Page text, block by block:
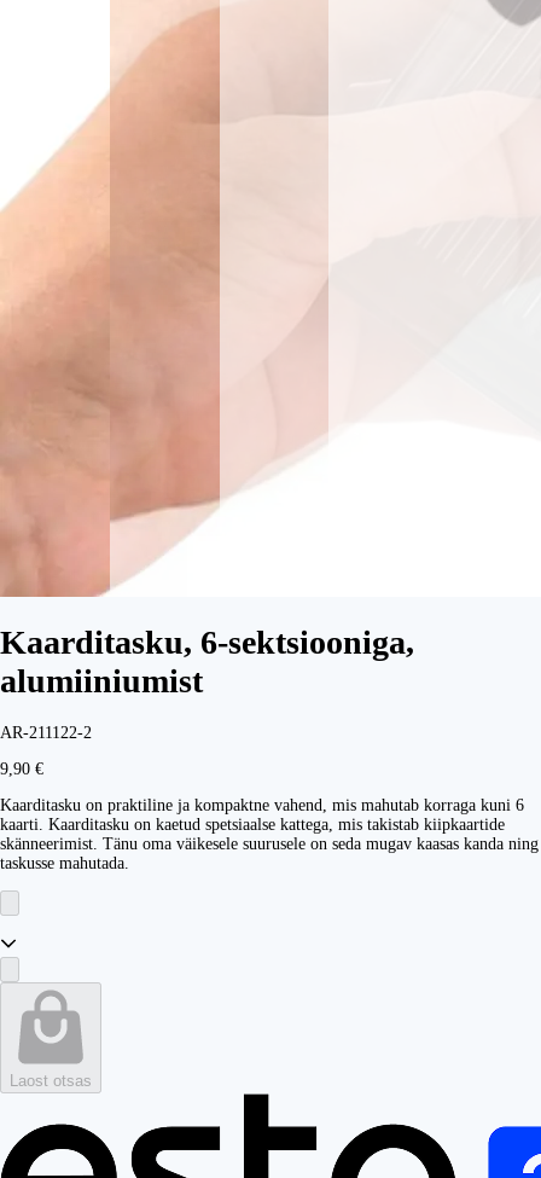
Kaarditasku, 6-sektsiooniga,
alumiiniumist
AR-211122-2
9,90 €
Kaarditasku on praktiline ja kompaktne vahend, mis mahutab korraga kuni 6
kaarti. Kaarditasku on kaetud spetsiaalse kattega, mis takistab kiipkaartide
skänneerimist. Tänu oma väikesele suurusele on seda mugav kaasas kanda ning
taskusse mahutada.
Laost otsas